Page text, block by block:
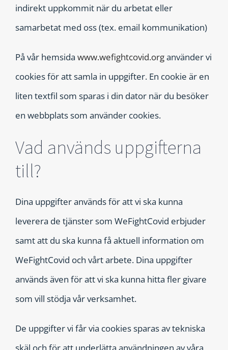
indirekt uppkommit när du arbetat eller
samarbetat med oss (tex. email kommunikation)
På vår hemsida www.wefightcovid.organvänder vi
cookies för att samla in uppgifter. En cookie är en
liten textfil som sparas i din dator när du besöker
en webbplats som använder cookies.
Vad används uppgifterna
till?
Dina uppgifter används för att vi ska kunna
leverera de tjänster som WeFightCovid erbjuder
samt att du ska kunna få aktuell information om
WeFightCovid och vårt arbete. Dina uppgifter
används även för att vi ska kunna hitta fler givare
som vill stödja vår verksamhet.
De uppgifter vi får via cookies sparas av tekniska
skäl och för att underlätta användningen av våra